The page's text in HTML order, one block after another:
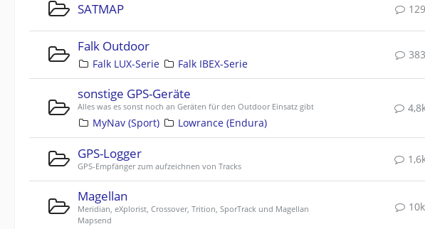
SATMAP 129
Falk Outdoor
Falk LUX-Serie Falk IBEX-Serie
383
sonstige GPS-Geräte
Alles was es sonst noch an Geräten für den Outdoor Einsatz gibt
MyNav (Sport) Lowrance (Endura)
GPS-Logger
GPS-Empfänger zum aufzeichnen von Tracks
Magellan
Meridian, eXplorist, Crossover, Trition, SporTrack und Magellan
Mapsend
10k